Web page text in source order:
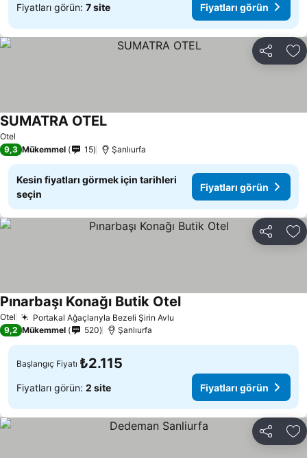
Fiyatları görün: 7 site Fiyatları görün
Paylaş
Otel
SUMATRA OTELFiyatları görün
9,3 Mükemmel 15 Şanlıurfa
Kesin fiyatları görmek için tarihleri
seçin
Fiyatları görün
Paylaş
Otel Portakal Ağaçlarıyla Bezeli Şirin Avlu
Pınarbaşı Konağı Butik OtelFiyatları görün
9,2 Mükemmel 520 Şanlıurfa
Başlangıç Fiyatı ₺2.115
Fiyatları görün: 2 site Fiyatları görün
Paylaş